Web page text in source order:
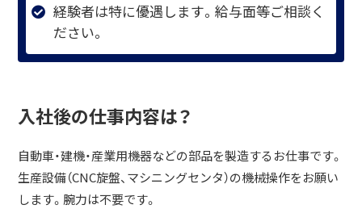
経験者は特に優遇します。給与面等ご相談く
ださい。
入社後の仕事内容は？
自動車・建機・産業用機器などの部品を製造するお仕事です。
生産設備（CNC旋盤、マシニングセンタ）の機械操作をお願い
します。腕力は不要です。